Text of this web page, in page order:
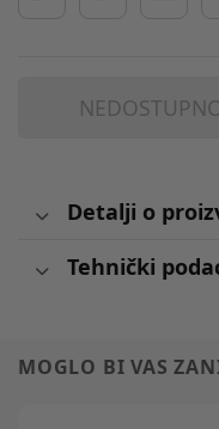
Detalji o
Tehnički
MOGLO BI VAS